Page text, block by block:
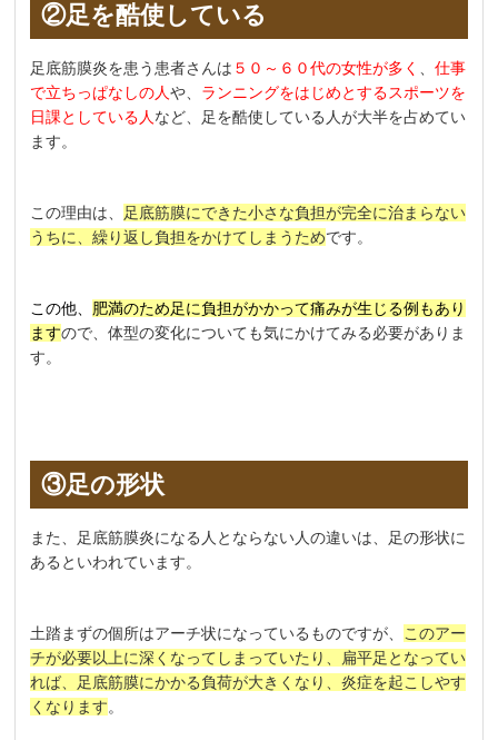
②足を酷使している
足底筋膜炎を患う患者さんは ５０～６０代の女性が多く 、仕事
で立ちっぱなしの人や、 ランニングをはじめとするスポーツを
日課としている人など、足を酷使している人が大半を占めてい
ます。
この理由は、 足底筋膜にできた小さな負担が完全に治まらない
うちに、繰り返し負担をかけてしまうためです。
この他、 肥満のため足に負担がかかって痛みが生じる例もあり
ますので、体型の変化についても気にかけてみる必要がありま
す。
③足の形状
また、足底筋膜炎になる人とならない人の違いは、足の形状に
あるといわれています。
土踏まずの個所はアーチ状になっているものですが、 このアー
チが必要以上に深くなってしまっていたり、扁平足となってい
れば、足底筋膜にかかる負荷が大きくなり、炎症を起こしやす
くなります。